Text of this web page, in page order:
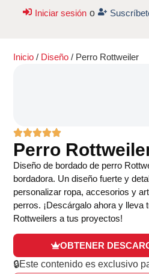
Iniciar sesión o
Inicio / Diseño / Perro Rottweiler
Perro
Diseño de bordado de perro
bordadora. Un diseño fuerte y
personalizar ropa, accesorios y
perros. ¡Descárgalo ahora y lleva
Rottweilers a tus proyectos!
OBTENER
🔒Este contenido es exclusivo